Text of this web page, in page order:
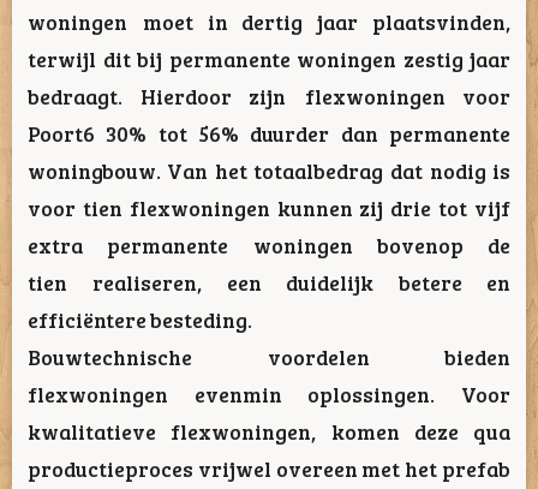
woningen moet in dertig jaar plaatsvinden,
terwijl dit bij permanente woningen zestig jaar
bedraagt. Hierdoor zijn flexwoningen voor
Poort6 30% tot 56% duurder dan permanente
woningbouw. Van het totaalbedrag dat nodig is
voor tien flexwoningen kunnen zij drie tot vijf
extra permanente woningen bovenop de
tien realiseren, een duidelijk betere en
efficiëntere besteding.
Bouwtechnische voordelen bieden
flexwoningen evenmin oplossingen. Voor
kwalitatieve flexwoningen, komen deze qua
productieproces vrijwel overeen met het prefab